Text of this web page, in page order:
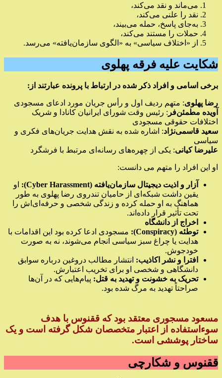
می‌ماند و نقد می‌کند،
نقد را علنی می‌کند،
به‌جای پاسخ، حمله می‌بیند،
حملات را مستند می‌کند،
از «اختلاف سیاسی» به «الگوی سازمان‌یافته» می‌رسد.
شکایت علیه فرقه پهلوی
برخی اسامی و افراد ذکر شده در ارتباط با پرونده عبارتند از:
رضا پهلوی: متهم ردیف اول و رأس جریان مورد ادعای مسجودی
آویده مطمئن‌فر : رئیس وقت شورای ایرانیان کانادا و شریک
اختلافات حقوقی مسجودی
سعید قاسمی‌نژاد: اشاره شده به نقش هدایت جریان‌های فکری و
سیاسی
علیرضا کیانی: یکی از چهره‌های رسانه‌ای مرتبط با فرشگرد
او این افراد را متهم می دانست:
آزار و اذیت دیجیتال سازمان‌یافته (Cyber Harassment):
او
یقین داشت شبکه‌ای از حامیان تندروی رضا پهلوی به طور
هماهنگ به او حمله کرده و زندگی شخصی و حرفه‌ای‌اش را
تحت تأثیر قرار داده‌اند.
اخراج از دانشگاه
توطئه (Conspiracy):
مسجودی ادعا کرده بود این اقدامات با
هدایت یا چراغ سبز سیاسی انجام می‌شوند، نه به صورت
خودجوش.
افترا و نشر اکاذیب: انتشار مطالب دروغین درباره سوابق
دانشگاهی و شخصی او برای تخریب اعتبارش.
تحریک به خشونت و تهدید به قتل: پیام‌هایی که در آن‌ها
صراحتاً تهدید به مرگ شده بود.
مسعود مسجوری معتقد بود که ققنوس با هدف
سوءاستفاده از اعتبار متخصصان شکل گرفته است و یک
ساختار پوششی است.
ققنوس و شکارچی